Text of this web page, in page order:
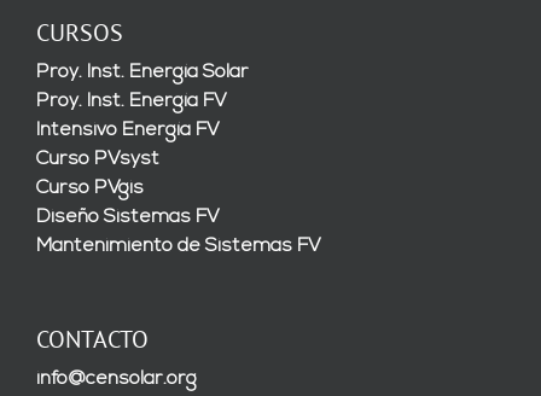
CURSOS
Proy. Inst. Energía Solar
Proy. Inst. Energía FV
Intensivo Energía FV
Curso PVsyst
Curso PVgis
Diseño Sistemas FV
Mantenimiento de Sistemas FV
CONTACTO
info@censolar.org